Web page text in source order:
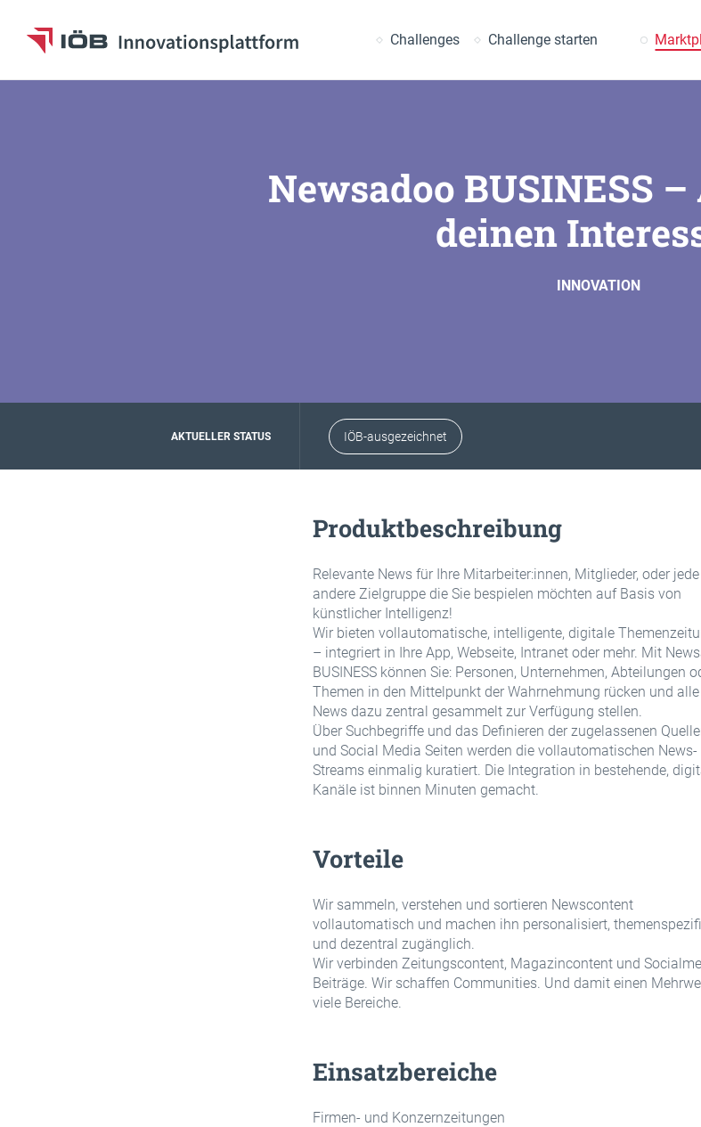
Challenges Challenge starten
Newsadoo BUSINESS
deinen
INNOVATION
AKTUELLER STATUS IÖB-ausgezeichnet
Produktbeschreibung
Relevante News für Ihre Mitarbeiter:innen, Mitglieder, oder jede
andere Zielgruppe die Sie bespielen möchten auf Basis von
künstlicher Intelligenz!
Wir bieten vollautomatische, intelligente, digitale
– integriert in Ihre App, Webseite, Intranet oder mehr. Mit
BUSINESS können Sie: Personen, Unternehmen, Abteilungen
Themen in den Mittelpunkt der Wahrnehmung rücken und alle
News dazu zentral gesammelt zur Verfügung stellen.
Über Suchbegriffe und das Definieren der zugelassenen
und Social Media Seiten werden die vollautomatischen News-
Streams einmalig kuratiert. Die Integration in bestehende,
Kanäle ist binnen Minuten gemacht.
Vorteile
Wir sammeln, verstehen und sortieren Newscontent
vollautomatisch und machen ihn personalisiert,
und dezentral zugänglich.
Wir verbinden Zeitungscontent, Magazincontent und
Beiträge. Wir schaffen Communities. Und damit einen
viele Bereiche.
Einsatzbereiche
Firmen- und Konzernzeitungen